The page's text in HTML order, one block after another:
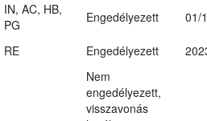
IN, AC, HB,
PG
Engedélyezett
01/
RE Engedélyezett
Nem
engedélyezett,
visszavonás